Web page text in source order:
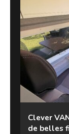
Clever
de belles